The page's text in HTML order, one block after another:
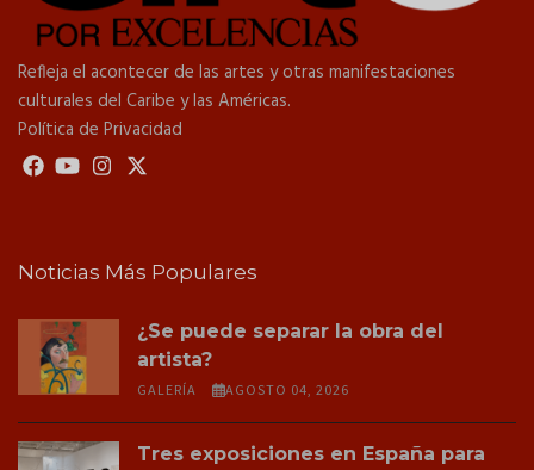
Refleja el acontecer de las artes y otras manifestaciones
culturales del Caribe y las Américas.
Política de Privacidad
Noticias Más Populares
¿Se puede separar la obra del
artista?
GALERÍA AGOSTO 04, 2026
Tres exposiciones en España para